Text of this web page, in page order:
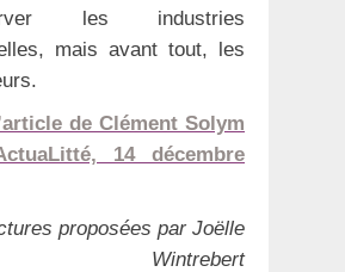
les industries
mais avant tout, les
de Clément Solym
14 décembre
proposées par Joëlle
Wintrebert